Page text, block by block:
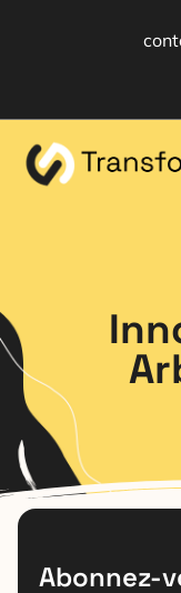
Abonnez-